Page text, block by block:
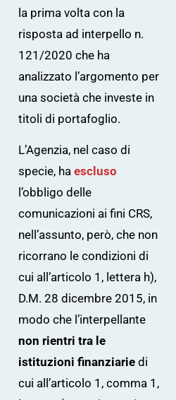
la prima volta con la
risposta ad interpello n.
121/2020 che ha
analizzato l’argomento per
una società che investe in
titoli di portafoglio.
L’Agenzia, nel caso di
specie, ha escluso
l’obbligo delle
comunicazioni ai fini CRS,
nell’assunto, però, che non
ricorrano le condizioni di
cui all’articolo 1, lettera h),
D.M. 28 dicembre 2015, in
modo che l’interpellante
non rientri tra le
istituzioni finanziarie di
cui all’articolo 1, comma 1,